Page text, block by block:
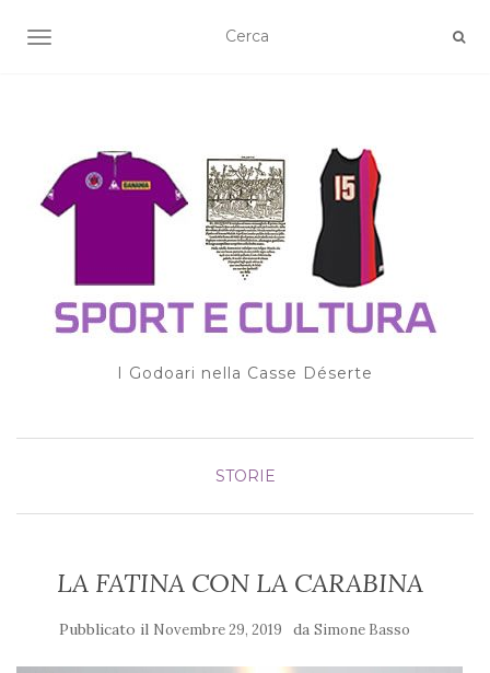
TOGGLE NAVIGATION
I Godoari nella Casse Déserte
STORIE
LA FATINA CON LA CARABINA
Pubblicato il Novembre 29, 2019 da Simone Basso